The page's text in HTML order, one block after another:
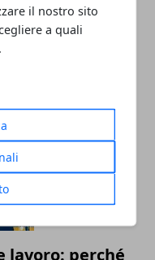
il nostro sito
a quali
sociale: un
perché